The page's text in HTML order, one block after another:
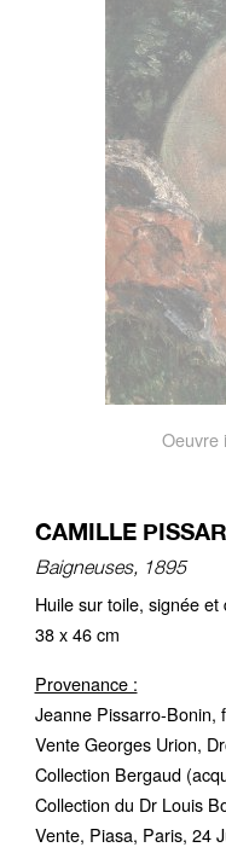
Oeuvre
CAMILLE
Baigneuses, 1895
Huile sur toile, signée
38 x 46 cm
Provenance :
Jeanne Pissarro-Bonin,
Vente Georges Urion,
Collection Bergaud
Collection du Dr Louis
Vente, Piasa, Paris, 24